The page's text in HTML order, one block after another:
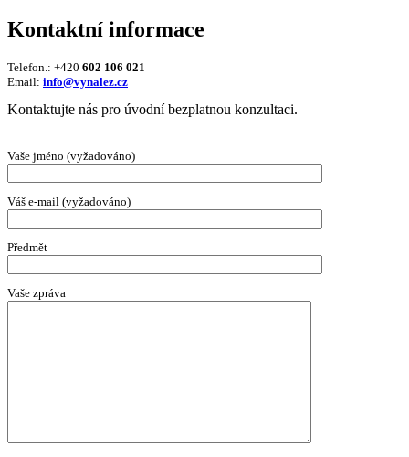
Kontaktní informace
Telefon.: +420 602 106 021
Email: info@vynalez.cz
Kontaktujte nás pro úvodní bezplatnou konzultaci.
Vaše jméno (vyžadováno)
Váš e-mail (vyžadováno)
Předmět
Vaše zpráva